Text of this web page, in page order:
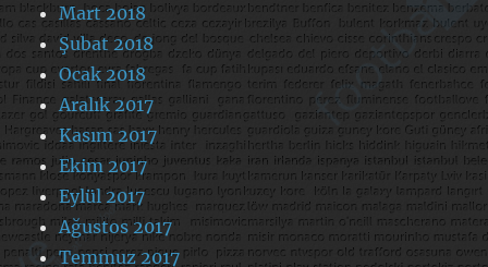
Mart 2018
Şubat 2018
Ocak 2018
Aralık 2017
Kasım 2017
Ekim 2017
Eylül 2017
Ağustos 2017
Temmuz 2017